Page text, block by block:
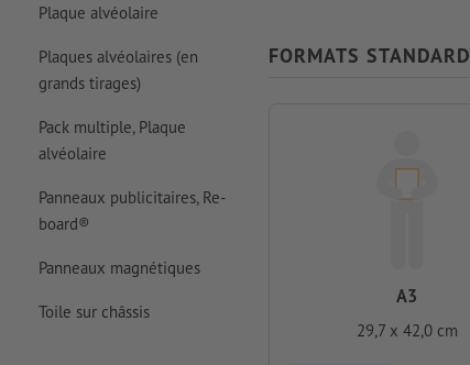
Plaque alvéolaire
Plaques alvéolaires (en
grands tirages)
Pack multiple, Plaque
alvéolaire
Panneaux publicitaires, Re-
board®
Panneaux magnétiques
Toile sur châssis
FORMATS STANDARD
A3
29,7 x 42,0 cm